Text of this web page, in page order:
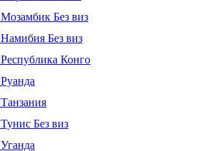
Мозамбик Без виз
Намибия Без виз
Республика Конго
Руанда
Танзания
Тунис Без виз
Уганда